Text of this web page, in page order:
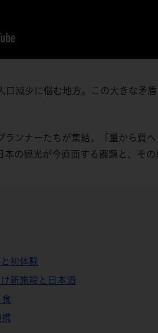
減少に悩む地方。この大きな矛
ンナーたちが集結。「量から質
の観光が今直面する課題と、そ
初体験
新施設と日本酒